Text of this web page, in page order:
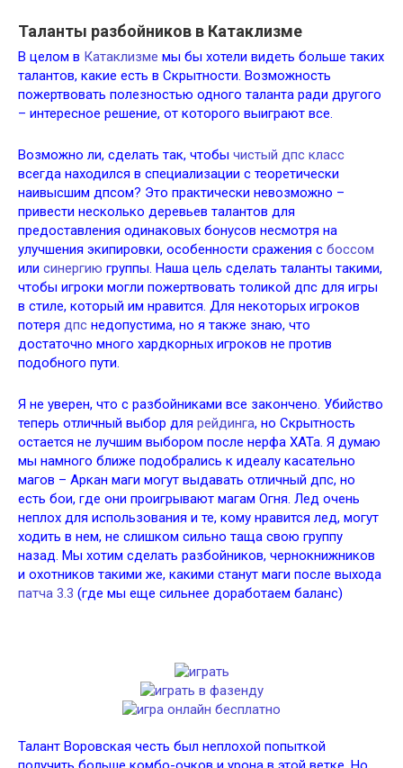
Таланты разбойников в Катаклизме
В целом в Катаклизме мы бы хотели видеть больше таких
талантов, какие есть в Скрытности. Возможность
пожертвовать полезностью одного таланта ради другого
– интересное решение, от которого выиграют все.
Возможно ли, сделать так, чтобы чистый дпс класс
всегда находился в специализации с теоретически
наивысшим дпсом? Это практически невозможно –
привести несколько деревьев талантов для
предоставления одинаковых бонусов несмотря на
улучшения экипировки, особенности сражения с боссом
или синергию группы. Наша цель сделать таланты такими,
чтобы игроки могли пожертвовать толикой дпс для игры
в стиле, который им нравится. Для некоторых игроков
потеря дпс недопустима, но я также знаю, что
достаточно много хардкорных игроков не против
подобного пути.
Я не уверен, что с разбойниками все закончено. Убийство
теперь отличный выбор для рейдинга, но Скрытность
остается не лучшим выбором после нерфа ХАТа. Я думаю
мы намного ближе подобрались к идеалу касательно
магов – Аркан маги могут выдавать отличный дпс, но
есть бои, где они проигрывают магам Огня. Лед очень
неплох для использования и те, кому нравится лед, могут
ходить в нем, не слишком сильно таща свою группу
назад. Мы хотим сделать разбойников, чернокнижников
и охотников такими же, какими станут маги после выхода
патча 3.3 (где мы еще сильнее доработаем баланс)
Талант Воровская честь был неплохой попыткой